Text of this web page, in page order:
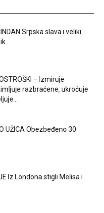
Srpska slava i veliki
– Izmiruje
razbraćene, ukroćuje
UŽICA Obezbeđeno 30
Iz Londona stigli Melisa i